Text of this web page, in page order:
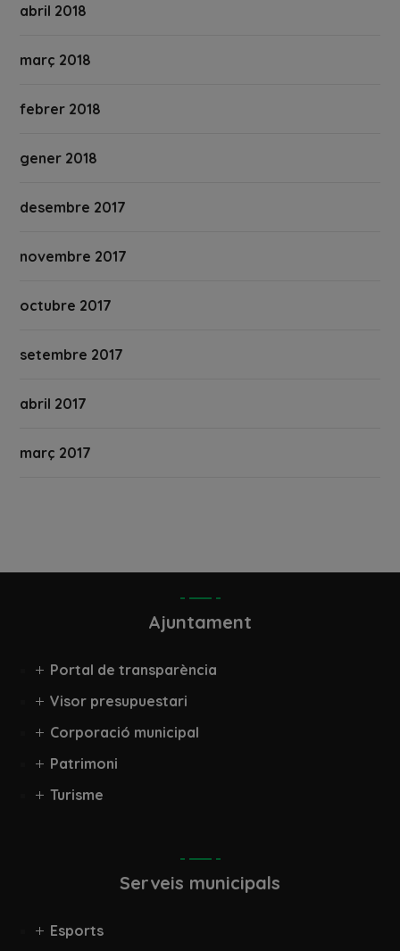
abril 2018
març 2018
febrer 2018
gener 2018
desembre 2017
novembre 2017
octubre 2017
setembre 2017
abril 2017
març 2017
Ajuntament
Portal de transparència
Visor presupuestari
Corporació municipal
Patrimoni
Turisme
Serveis municipals
Esports